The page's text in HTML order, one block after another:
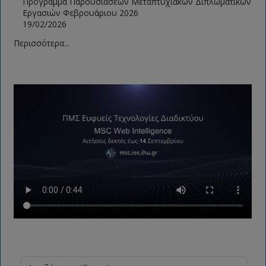
Εργασιών Φεβρουάριου 2026
19/02/2026
Περισσότερα...